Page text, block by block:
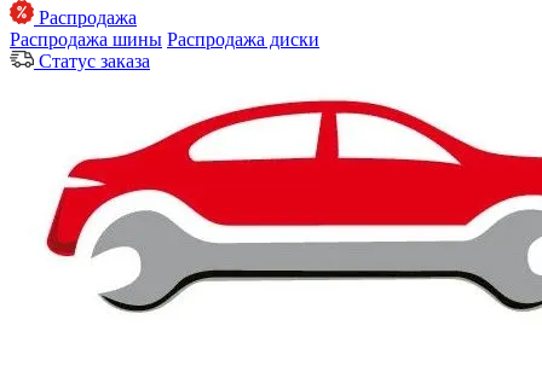
Распродажа
Распродажа шины Распродажа диски
Статус заказа